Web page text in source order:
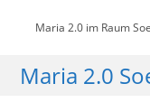
Maria 2.0 im Raum
Maria 2.0